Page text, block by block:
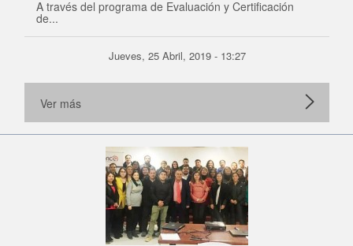
A través del programa de Evaluación y Certificación
de...
Jueves, 25 Abril, 2019 - 13:27
Ver más